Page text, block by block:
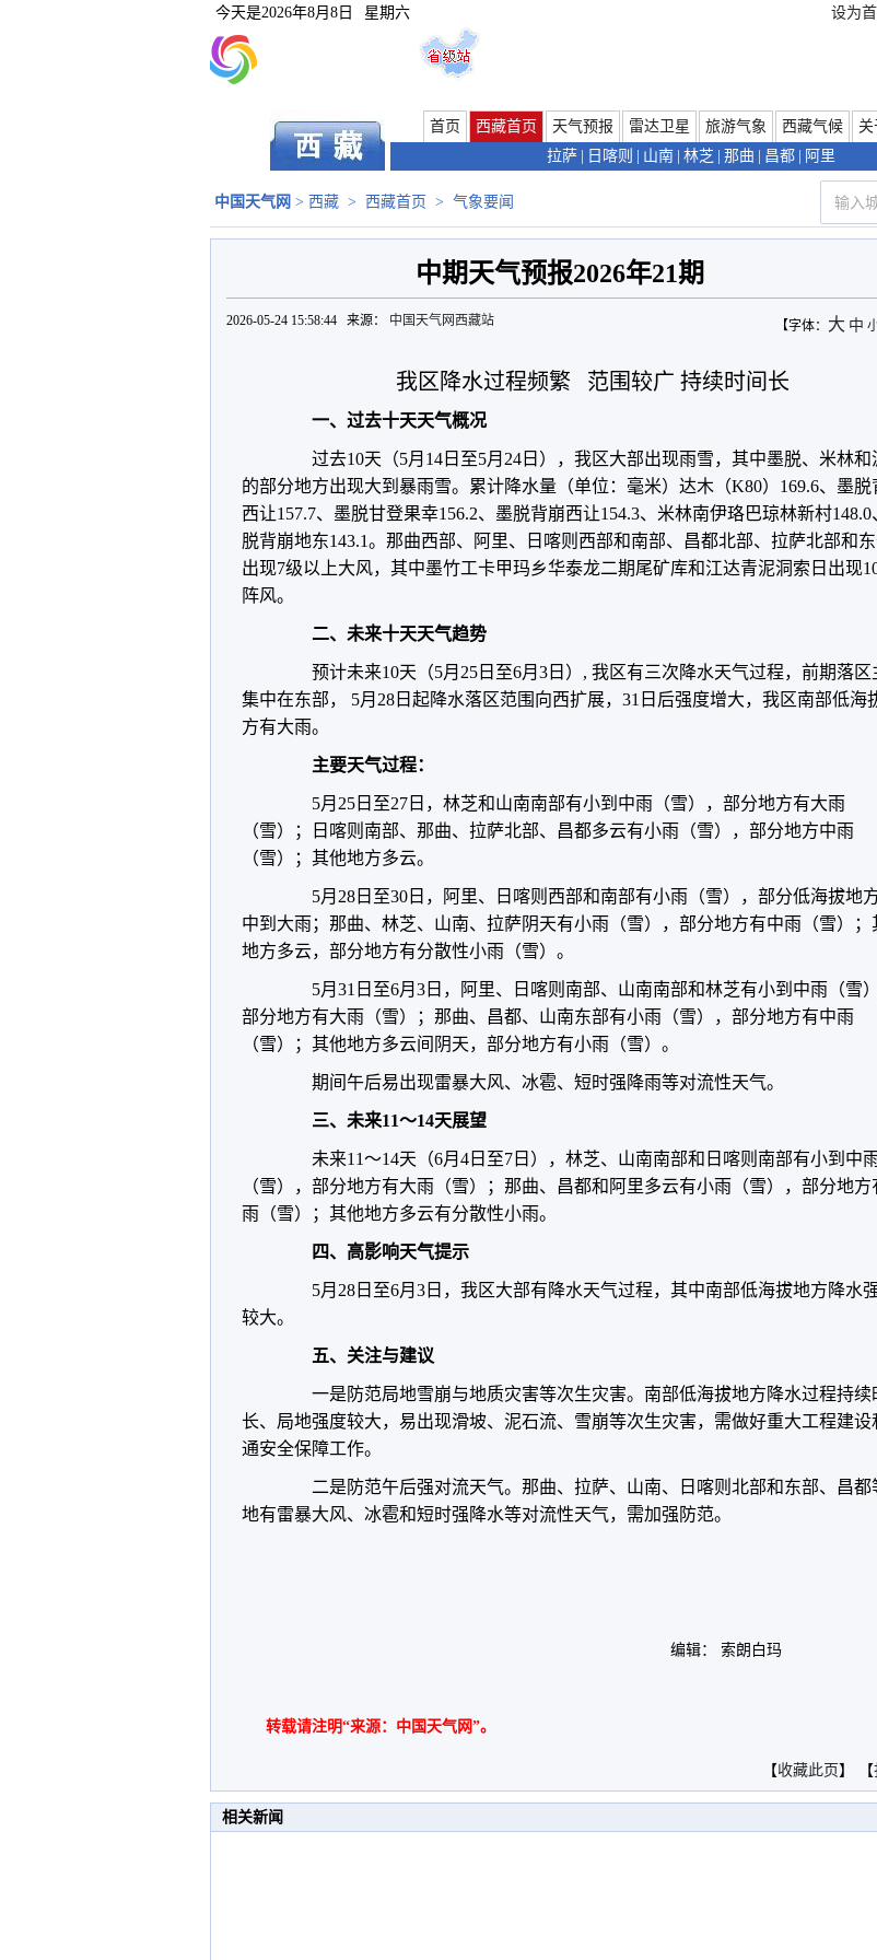
今天是2026年8月8日 星期六 设为
首页 西藏首页 天气预报 雷达卫星 旅游气象 西藏气候
关
拉萨
日喀则 山南 林芝 那曲 昌都 阿里
中国天气网 > 西藏 > 西藏首页 > 气象要闻
中期天气预报2026年21期
【字体： 大 中
2026-05-24 15:58:44 来源： 中国天气网西藏站
我区降水过程频繁 范围较广 持续时间长
一、过去十天天气概况
过去10天（5月14日至5月24日），我区大部出现雨雪，其中墨脱、米林和
的部分地方出现大到暴雨雪。累计降水量（单位：毫米）达木（K80）169.6、墨脱
西让157.7、墨脱甘登果幸156.2、墨脱背崩西让154.3、米林南伊珞巴琼林新村148.0
脱背崩地东143.1。那曲西部、阿里、日喀则西部和南部、昌都北部、拉萨北部和
出现7级以上大风，其中墨竹工卡甲玛乡华泰龙二期尾矿库和江达青泥洞索日出现
阵风。
二、未来十天天气趋势
预计未来10天（5月25日至6月3日）, 我区有三次降水天气过程，前期落区
集中在东部， 5月28日起降水落区范围向西扩展，31日后强度增大，我区南部低海
方有大雨。
主要天气过程：
5月25日至27日，林芝和山南南部有小到中雨（雪），部分地方有大雨
（雪）；日喀则南部、那曲、拉萨北部、昌都多云有小雨（雪），部分地方中雨
（雪）；其他地方多云。
5月28日至30日，阿里、日喀则西部和南部有小雨（雪），部分低海拔地
中到大雨；那曲、林芝、山南、拉萨阴天有小雨（雪），部分地方有中雨（雪）；
地方多云，部分地方有分散性小雨（雪）。
5月31日至6月3日，阿里、日喀则南部、山南南部和林芝有小到中雨（雪）
部分地方有大雨（雪）；那曲、昌都、山南东部有小雨（雪），部分地方有中雨
（雪）；其他地方多云间阴天，部分地方有小雨（雪）。
期间午后易出现雷暴大风、冰雹、短时强降雨等对流性天气。
三、未来11～14天展望
未来11～14天（6月4日至7日），林芝、山南南部和日喀则南部有小到中
（雪），部分地方有大雨（雪）；那曲、昌都和阿里多云有小雨（雪），部分地方
雨（雪）；其他地方多云有分散性小雨。
四、高影响天气提示
5月28日至6月3日，我区大部有降水天气过程，其中南部低海拔地方降水
较大。
五、关注与建议
一是防范局地雪崩与地质灾害等次生灾害。南部低海拔地方降水过程持续
长、局地强度较大，易出现滑坡、泥石流、雪崩等次生灾害，需做好重大工程建设
通安全保障工作。
二是防范午后强对流天气。那曲、拉萨、山南、日喀则北部和东部、昌都
地有雷暴大风、冰雹和短时强降水等对流性天气，需加强防范。
编辑： 索朗白玛
转载请注明“来源：中国天气网”。
【收藏此页 】 【
相关新闻